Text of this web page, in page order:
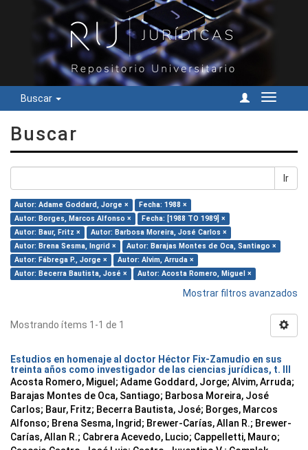
Buscar
Cambiar
Buscar
Ir
Autor: Adame Goddard, Jorge ×
Fecha: 1988 ×
Autor: Borges, Marcos Alfonso ×
Fecha: [1988 TO 1989] ×
Autor: Baur, Fritz ×
Autor: Barbosa Moreira, José Carlos ×
Autor: Brena Sesma, Ingrid ×
Autor: Barajas Montes de Oca, Santiago ×
Autor: Fábrega P., Jorge ×
Autor: Alvim, Arruda ×
Autor: Becerra Bautista, José ×
Autor: Acosta Romero, Miguel ×
Mostrar filtros avanzados
Mostrando ítems 1-1 de 1
Estudios en homenaje al doctor Héctor Fix-Zamudio en sus
treinta años como investigador de las ciencias jurídicas, t. III
Acosta Romero, Miguel; Adame Goddard, Jorge; Alvim, Arruda;
Barajas Montes de Oca, Santiago; Barbosa Moreira, José
Carlos; Baur, Fritz; Becerra Bautista, José; Borges, Marcos
Alfonso; Brena Sesma, Ingrid; Brewer-Carías, Allan R.; Brewer-
Carías, Allan R.; Cabrera Acevedo, Lucio; Cappelletti, Mauro;